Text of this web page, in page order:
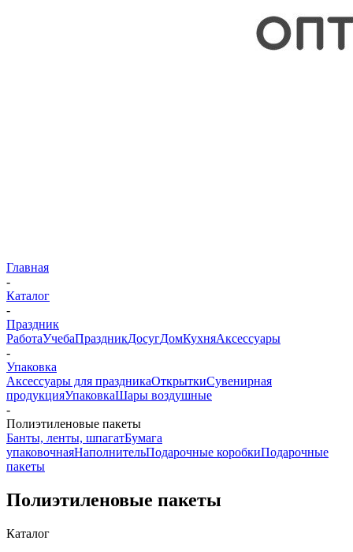
Главная
-
Каталог
-
Праздник
РаботаУчебаПраздникДосугДомКухняАксессуары
-
Упаковка
Аксессуары для праздникаОткрыткиСувенирная
продукцияУпаковкаШары воздушные
-
Полиэтиленовые пакеты
Банты, ленты, шпагатБумага
упаковочнаяНаполнительПодарочные коробкиПодарочные
пакеты
Полиэтиленовые пакеты
Каталог